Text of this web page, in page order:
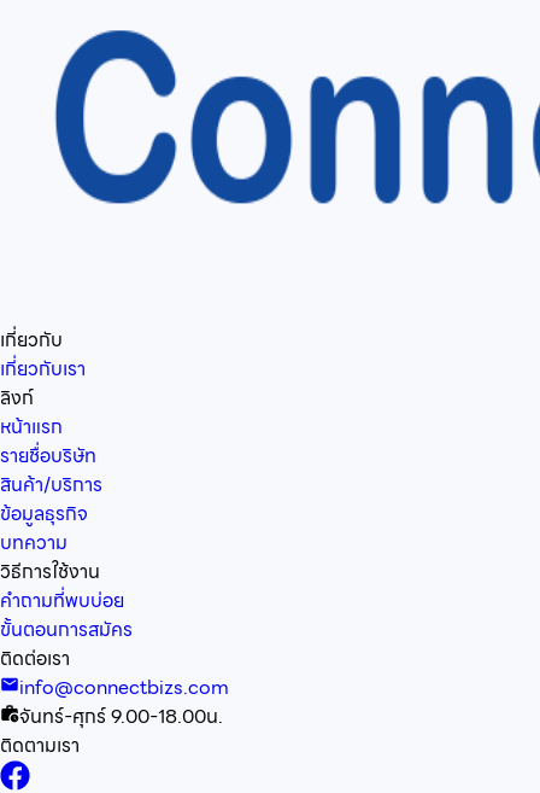
เกี่ยวกับ
เกี่ยวกับเรา
ลิงก์
หน้าแรก
รายชื่อบริษัท
สินค้า/บริการ
ข้อมูลธุรกิจ
บทความ
วิธีการใช้งาน
คำถามที่พบบ่อย
ขั้นตอนการสมัคร
ติดต่อเรา
info@connectbizs.com
จันทร์-ศุกร์ 9.00-18.00น.
ติดตามเรา